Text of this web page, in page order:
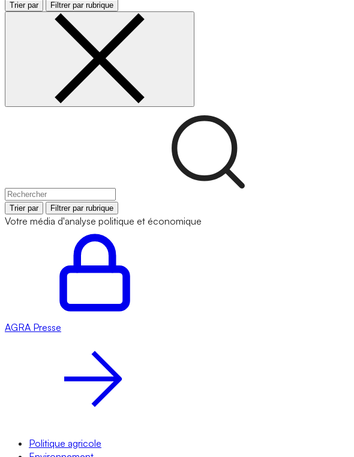
Trier par Filtrer par rubrique
Trier par Filtrer par rubrique
Votre média d'analyse politique et économique
AGRA Presse
Politique agricole